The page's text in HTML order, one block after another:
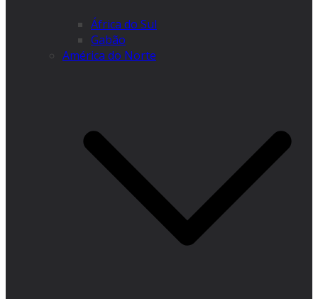
África do Sul
Gabão
América do Norte